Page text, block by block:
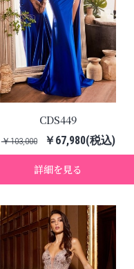
CDS449
￥103,000 ￥67,980(税込)
詳細を見る